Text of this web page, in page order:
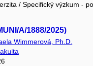
/ Specifický výzkum -
A/1888/2025)
Wimmerová, Ph.D.